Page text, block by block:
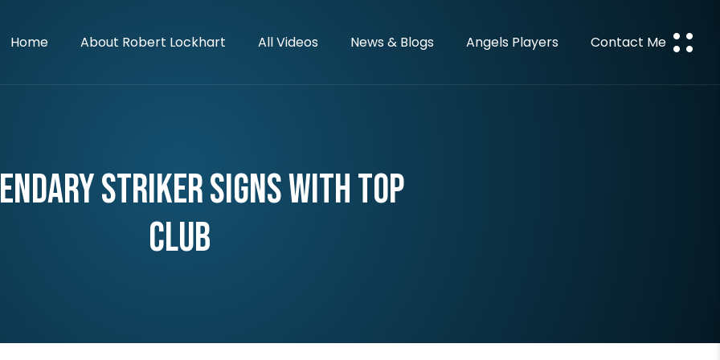
Home About Robert Lockhart All Videos News & Blogs Angels Players Contact Me
Striker Signs with Top
Club